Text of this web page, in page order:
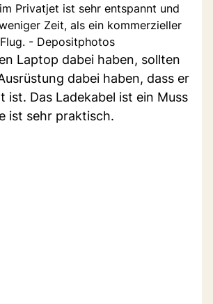
Privatjet ist sehr entspannt und
Zeit, als ein kommerzieller
Flug. - Depositphotos
Laptop dabei haben, sollten
dabei haben, dass er
ist. Das Ladekabel ist ein Muss
ist sehr praktisch.